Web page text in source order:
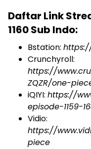
Daftar Link
1160 Sub Indo:
Bstation:
Crunchyroll:
https://
ZQZR/one-
iQIYI: https://
episode-1159-
Vidio:
https://
piece